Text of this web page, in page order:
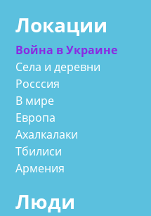
Локации
Война в Украине
Села и деревни
Росссия
В мире
Европа
Ахалкалаки
Тбилиси
Армения
Люди